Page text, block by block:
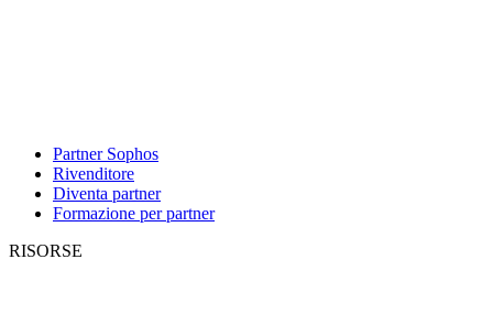
Partner Sophos
Rivenditore
Diventa partner
Formazione per partner
RISORSE